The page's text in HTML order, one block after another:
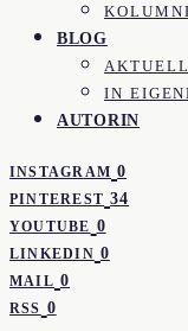
BLOG
IN
AUTORIN
INSTAGRAM 0
PINTEREST 34
YOUTUBE 0
LINKEDIN 0
MAIL 0
RSS 0